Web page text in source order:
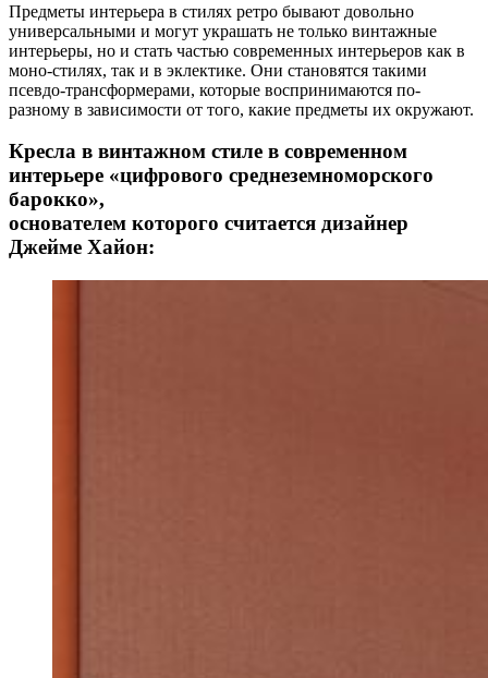
Предметы интерьера в стилях ретро бывают довольно
универсальными и могут украшать не только винтажные
интерьеры, но и стать частью современных интерьеров как в
моно-стилях, так и в эклектике. Они становятся такими
псевдо-трансформерами, которые воспринимаются по-
разному в зависимости от того, какие предметы их окружают.
Кресла в винтажном стиле в современном
интерьере «цифрового среднеземноморского
барокко»,
основателем которого считается дизайнер
Джейме Хайон: